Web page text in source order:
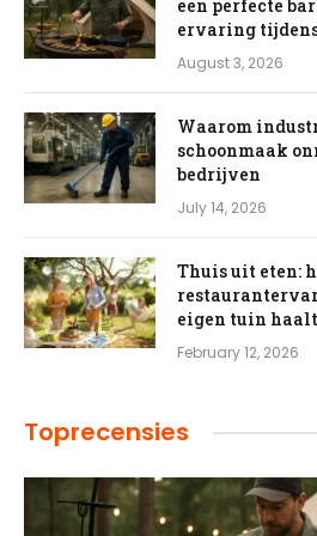
een perfecte
ervaring
August 3, 2026
Waarom
schoonmaak
bedrijven
July 14, 2026
Thuis uit eten:
eigen tuin haalt
February 12, 2026
Toprecensies